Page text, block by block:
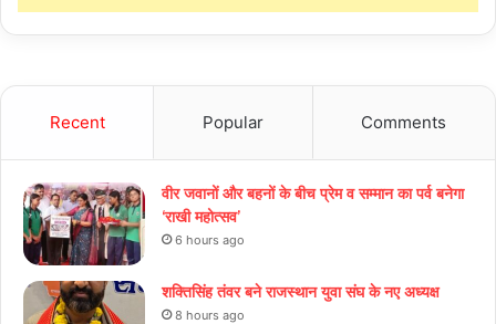
Recent Popular Comments
वीर जवानों और बहनों के बीच प्रेम व सम्मान का पर्व बनेगा
‘राखी महोत्सव’
6 hours ago
शक्तिसिंह तंवर बने राजस्थान युवा संघ के नए अध्यक्ष
8 hours ago